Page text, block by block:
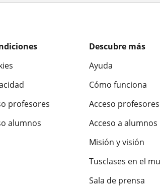
profesores
alumnos
Descubre más
Ayuda
Cómo funciona
Acceso profesores
Acceso a alumnos
Misión y visión
Tusclases en el
Sala de prensa